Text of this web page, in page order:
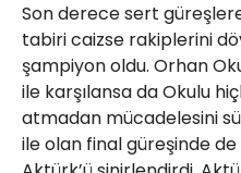
Son derece sert
tabiri caizse rakiplerini
şampiyon oldu. Orhan
ile karşılansa da Okulu
atmadan mücadelesini
ile olan final güreşinde